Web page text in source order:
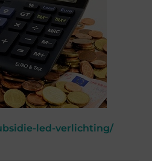
led-verlichting/